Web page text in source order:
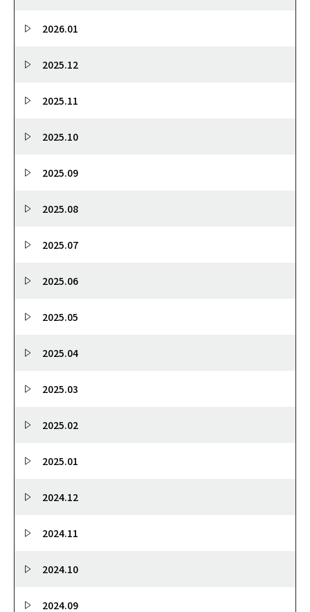
2026.01
2025.12
2025.11
2025.10
2025.09
2025.08
2025.07
2025.06
2025.05
2025.04
2025.03
2025.02
2025.01
2024.12
2024.11
2024.10
2024.09